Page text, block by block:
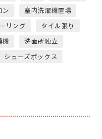
ン
室内洗濯機置場
リング
タイル張り
機
洗面所独立
シューズボックス